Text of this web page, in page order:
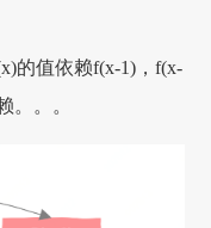
的值依赖f(x-1)，f(x-
。。。